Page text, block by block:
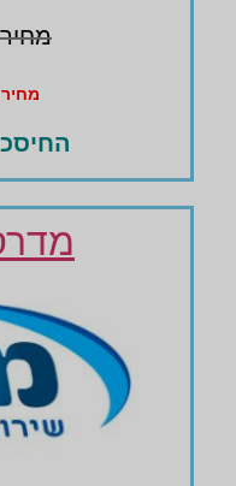
מחיר
מחיר
החיסכון